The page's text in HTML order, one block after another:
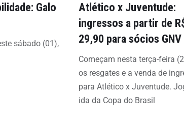
Galo
sábado (01),
Atlético x Juventude:
ingressos a partir de
29,90 para sócios GNV
Começam nesta terça-feira
os resgates e a venda de
para Atlético x Juventude.
ida da Copa do Brasil